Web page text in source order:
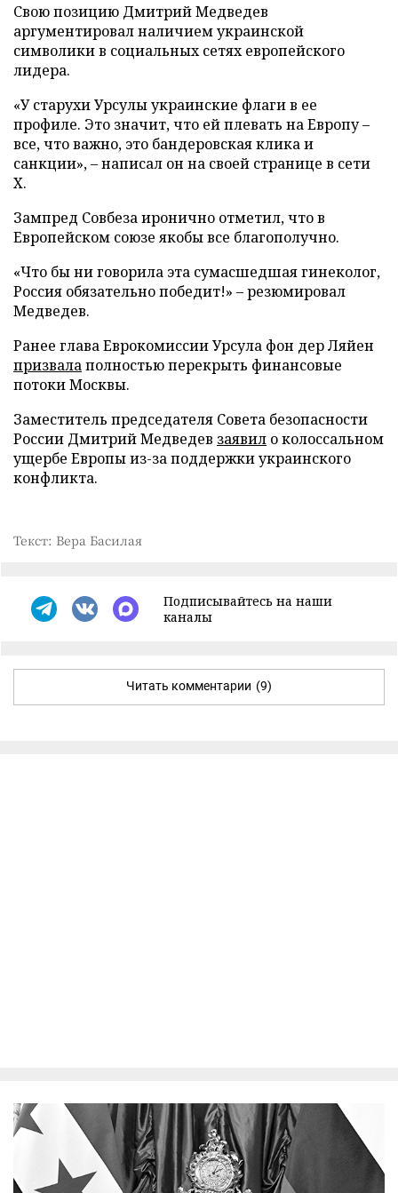
Свою позицию Дмитрий Медведев
аргументировал наличием украинской
символики в социальных сетях европейского
лидера.
«У старухи Урсулы украинские флаги в ее
профиле. Это значит, что ей плевать на Европу –
все, что важно, это бандеровская клика и
санкции», – написал он на своей странице в сети
X.
Зампред Совбеза иронично отметил, что в
Европейском союзе якобы все благополучно.
«Что бы ни говорила эта сумасшедшая гинеколог,
Россия обязательно победит!» – резюмировал
Медведев.
Ранее глава Еврокомиссии Урсула фон дер Ляйен
призвалаполностью перекрыть финансовые
потоки Москвы.
Заместитель председателя Совета безопасности
России Дмитрий Медведев заявил о колоссальном
ущербе Европы из-за поддержки украинского
конфликта.
Текст: Вера Басилая
Подписывайтесь на наши
каналы
Читать комментарии (9)